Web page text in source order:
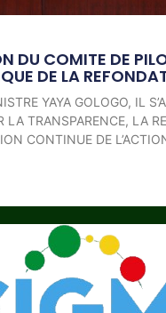
DU COMITE DE
DE LA
YAYA GOLOGO, IL
LA TRANSPARENCE, LA
CONTINUE DE